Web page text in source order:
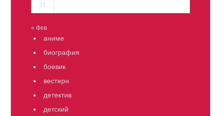
31
« Фев
аниме
биография
боевик
вестерн
детектив
детский